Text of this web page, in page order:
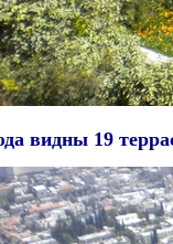
видны 19